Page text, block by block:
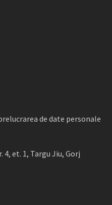
de date personale
4, et. 1, Targu Jiu, Gorj